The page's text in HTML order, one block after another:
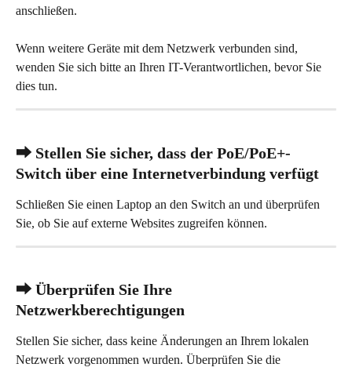
anschließen.
Wenn weitere Geräte mit dem Netzwerk verbunden sind,
wenden Sie sich bitte an Ihren IT-Verantwortlichen, bevor Sie
dies tun.
⮕ Stellen Sie sicher, dass der PoE/PoE+-
Switch über eine Internetverbindung verfügt
Schließen Sie einen Laptop an den Switch an und überprüfen
Sie, ob Sie auf externe Websites zugreifen können.
⮕ Überprüfen Sie Ihre
Netzwerkberechtigungen
Stellen Sie sicher, dass keine Änderungen an Ihrem lokalen
Netzwerk vorgenommen wurden. Überprüfen Sie die